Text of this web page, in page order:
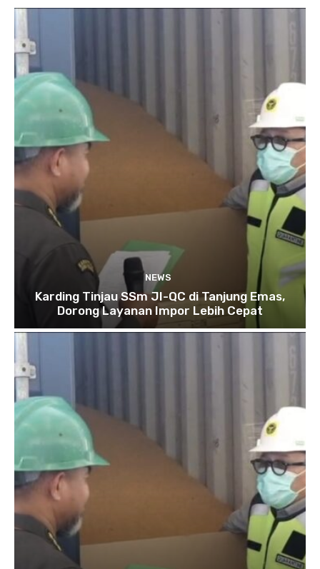
NEWS
Karding Tinjau SSm JI-QC di Tanjung Emas,
Dorong Layanan Impor Lebih Cepat